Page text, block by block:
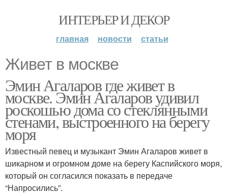
ИНТЕРЬЕР И ДЕКОР
главная новости статьи
Живет в москве
Эмин Агаларов где живет в
москве. Эмин Агаларов удивил
роскошью дома со стеклянными
стенами, выстроенного на берегу
моря
Известный певец и музыкант Эмин Агаларов живет в
шикарном и огромном доме на берегу Каспийского моря,
который он согласился показать в передаче
“Напросились”.